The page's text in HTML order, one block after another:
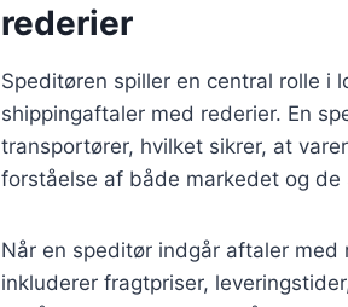
rederier
Speditøren spiller en central rolle
shippingaftaler med rederier. En
transportører, hvilket sikrer, at
forståelse af både markedet og
Når en speditør indgår aftaler
inkluderer fragtpriser,